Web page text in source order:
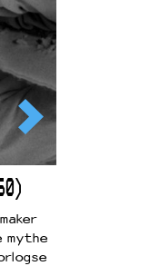
mythe